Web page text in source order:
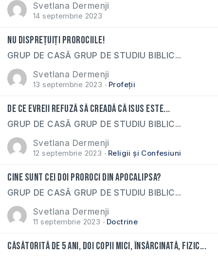
Svetlana Dermenji
14 septembrie 2023
Nu disprețuiți prorociile!
GRUP DE CASĂ GRUP DE STUDIU BIBLIC...
Svetlana Dermenji
13 septembrie 2023 Profeții
De ce evreii refuză să creadă că Isus este...
GRUP DE CASĂ GRUP DE STUDIU BIBLIC...
Svetlana Dermenji
12 septembrie 2023 Religii și Confesiuni
Cine sunt cei doi proroci din Apocalipsa?
GRUP DE CASĂ GRUP DE STUDIU BIBLIC...
Svetlana Dermenji
11 septembrie 2023 Doctrine
Căsătorită de 5 ani, doi copii mici, însărcinată, fizic...